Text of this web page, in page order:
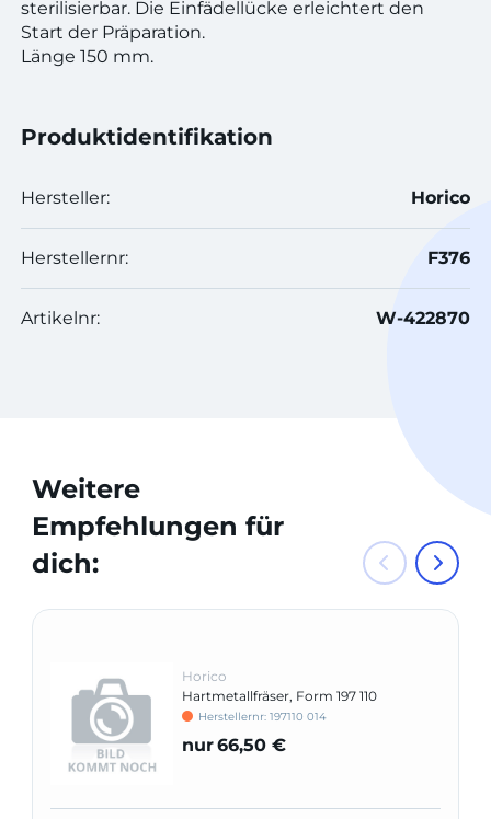
sterilisierbar. Die Einfädellücke erleichtert den
Start der Präparation.
Länge 150 mm.
Produktidentifikation
Hersteller: Horico
Herstellernr: F376
Artikelnr: W-422870
Weitere
Empfehlungen für
dich:
Horico
Hartmetallfräser, Form 197 110
Herstellernr: 197110 014
nur66,50 €